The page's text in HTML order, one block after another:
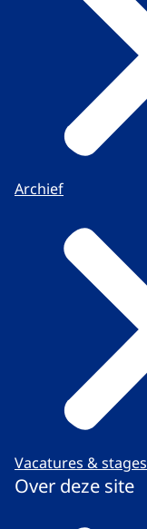
Archief
Vacatures & stages
Over deze site